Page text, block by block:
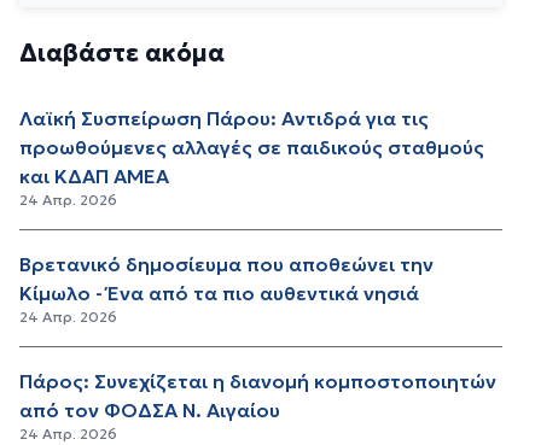
Διαβάστε ακόμα
Λαϊκή Συσπείρωση Πάρου: Αντιδρά για τις
προωθούμενες αλλαγές σε παιδικούς σταθμούς
και ΚΔΑΠ ΑΜΕΑ
24 Απρ. 2026
Βρετανικό δημοσίευμα που αποθεώνει την
Κίμωλο - Ένα από τα πιο αυθεντικά νησιά
24 Απρ. 2026
Πάρος: Συνεχίζεται η διανομή κομποστοποιητών
από τον ΦΟΔΣΑ Ν. Αιγαίου
24 Απρ. 2026